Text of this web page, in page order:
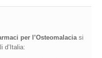
per l’Osteomalacia si
d’Italia: